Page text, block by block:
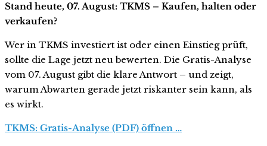
Stand heute, 07. August: TKMS – Kaufen, halten oder
verkaufen?
Wer in TKMS investiert ist oder einen Einstieg prüft,
sollte die Lage jetzt neu bewerten. Die Gratis-Analyse
vom 07. August gibt die klare Antwort – und zeigt,
warum Abwarten gerade jetzt riskanter sein kann, als
es wirkt.
TKMS: Gratis-Analyse (PDF) öffnen …